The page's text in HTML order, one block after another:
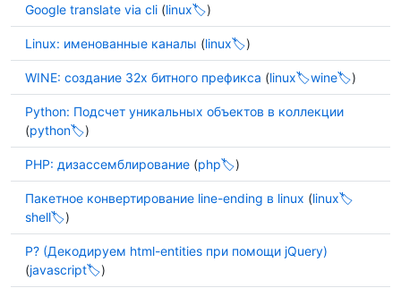
Google translate via cli (linux )
Linux: именованные каналы (linux )
WINE: создание 32х битного префикса (linux wine )
Python: Подсчет уникальных объектов в коллекции
(python )
PHP: дизассемблирование (php )
Пакетное конвертирование line-ending в linux (linux
shell
)
Р? (Декодируем html-entities при помощи jQuery)
(javascript )